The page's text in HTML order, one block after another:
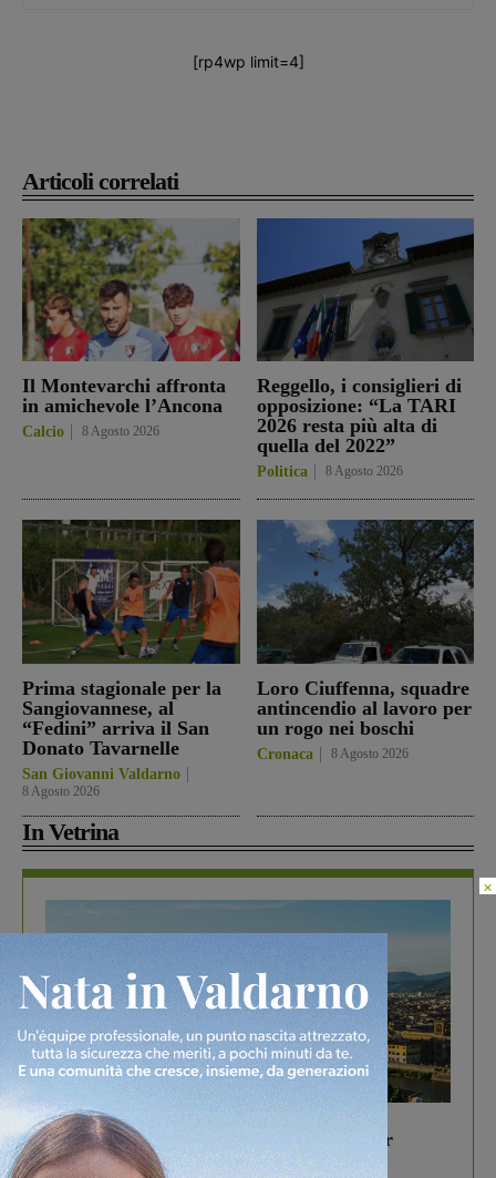
Articoli correlati
Il Montevarchi affronta
in amichevole l’Ancona
Calcio 8 Agosto 2026
Reggello, i consiglieri di
opposizione: “La TARI
2026 resta più alta di
quella del 2022”
Politica 8 Agosto 2026
Prima stagionale per la
Sangiovannese, al
“Fedini” arriva il San
Donato Tavarnelle
San Giovanni Valdarno
8 Agosto 2026
Loro Ciuffenna, squadre
antincendio al lavoro per
un rogo nei boschi
Cronaca 8 Agosto 2026
In Vetrina
In vetrina 6 Agosto 2026
Gita di famiglia a Firenze: 5 idee per far
divertire i tuoi figli
[rp4wp limit=4]
×